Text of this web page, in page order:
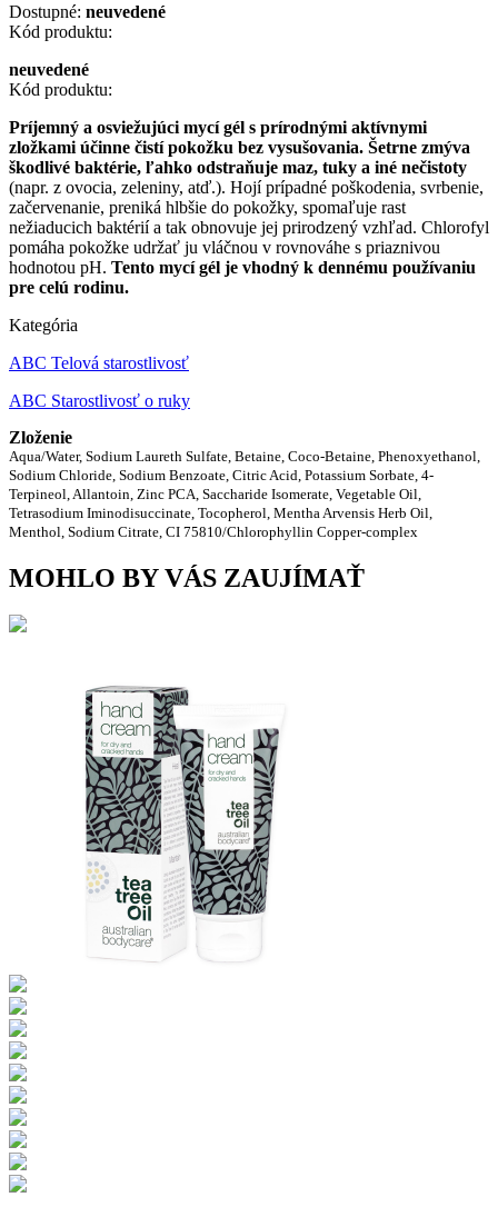
Dostupné: neuvedené
Kód produktu:
neuvedené
Kód produktu:
Príjemný a osviežujúci mycí gél s prírodnými aktívnymi
zložkami účinne čistí pokožku bez vysušovania. Šetrne zmýva
škodlivé baktérie, ľahko odstraňuje maz, tuky a iné nečistoty
(napr. z ovocia, zeleniny, atď.). Hojí prípadné poškodenia, svrbenie,
začervenanie, preniká hlbšie do pokožky, spomaľuje rast
nežiaducich baktérií a tak obnovuje jej prirodzený vzhľad. Chlorofyl
pomáha pokožke udržať ju vláčnou v rovnováhe s priaznivou
hodnotou pH. Tento mycí gél je vhodný k dennému používaniu
pre celú rodinu.
Kategória
ABC Telová starostlivosť
ABC Starostlivosť o ruky
Zloženie
Aqua/Water, Sodium Laureth Sulfate, Betaine, Coco-Betaine, Phenoxyethanol,
Sodium Chloride, Sodium Benzoate, Citric Acid, Potassium Sorbate, 4-
Terpineol, Allantoin, Zinc PCA, Saccharide Isomerate, Vegetable Oil,
Tetrasodium Iminodisuccinate, Tocopherol, Mentha Arvensis Herb Oil,
Menthol, Sodium Citrate, CI 75810/Chlorophyllin Copper-complex
MOHLO BY VÁS ZAUJÍMAŤ